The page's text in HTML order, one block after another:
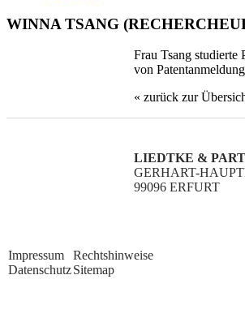
WINNA TSANG
Frau Tsang studierte
von
« zurück zur
LIEDTKE &
GERHART-
99096 ERFURT
Impressum
Datenschutz
Rechtshinweise
Sitemap